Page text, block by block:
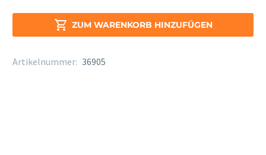
Amaranth
 ZUM WARENKORB HINZUFÜGEN
Artikelnummer: 36905